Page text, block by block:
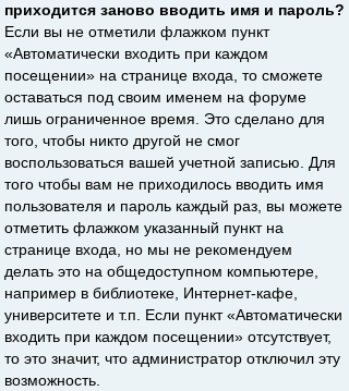
приходится заново вводить имя и пароль?
Если вы не отметили флажком пункт
«Автоматически входить при каждом
посещении» на странице входа, то сможете
оставаться под своим именем на форуме
лишь ограниченное время. Это сделано для
того, чтобы никто другой не смог
воспользоваться вашей учетной записью. Для
того чтобы вам не приходилось вводить имя
пользователя и пароль каждый раз, вы можете
отметить флажком указанный пункт на
странице входа, но мы не рекомендуем
делать это на общедоступном компьютере,
например в библиотеке, Интернет-кафе,
университете и т.п. Если пункт «Автоматически
входить при каждом посещении» отсутствует,
то это значит, что администратор отключил эту
возможность.